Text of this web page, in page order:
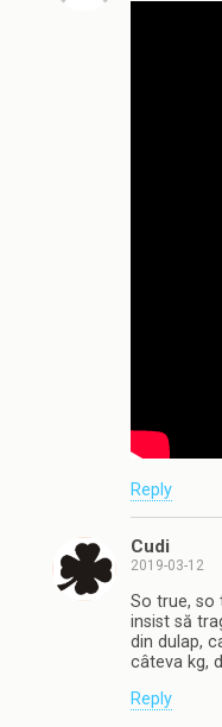
Reply
Cudi
2019-03-12
So true, so
insist să
din dulap,
câteva kg,
Reply